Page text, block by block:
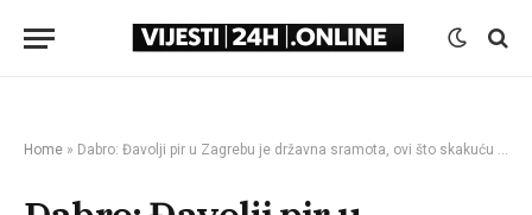
Home » Dabro: Đavolji pir u Zagrebu je državna sramota, ovi što skakuću oko vatre – neće dugo